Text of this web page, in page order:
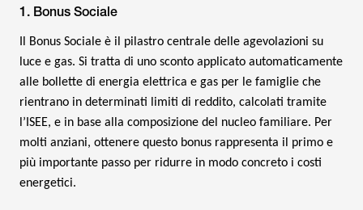
1. Bonus Sociale
Il Bonus Sociale è il pilastro centrale delle agevolazioni su
luce e gas. Si tratta di uno sconto applicato automaticamente
alle bollette di energia elettrica e gas per le famiglie che
rientrano in determinati limiti di reddito, calcolati tramite
l’ISEE, e in base alla composizione del nucleo familiare. Per
molti anziani, ottenere questo bonus rappresenta il primo e
più importante passo per ridurre in modo concreto i costi
energetici.